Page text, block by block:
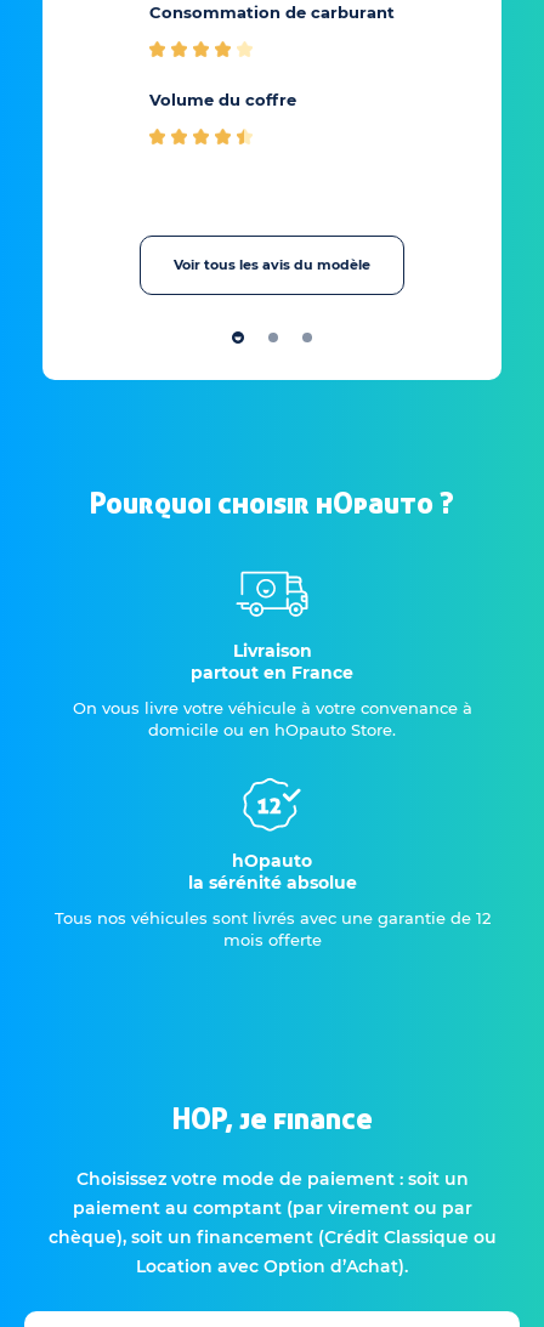
Consommation de carburant
Volume du coffre
Voir tous les avis du modèle
Pourquoi choisir hOpauto ?
Livraison
partout en France
On vous livre votre véhicule à votre convenance à
domicile ou en hOpauto Store.
hOpauto
la sérénité absolue
Tous nos véhicules sont livrés avec une garantie de 12
mois offerte
HOP, je finance
Choisissez votre mode de paiement : soit un
paiement au comptant (par virement ou par
chèque), soit un financement (Crédit Classique ou
Location avec Option d’Achat).